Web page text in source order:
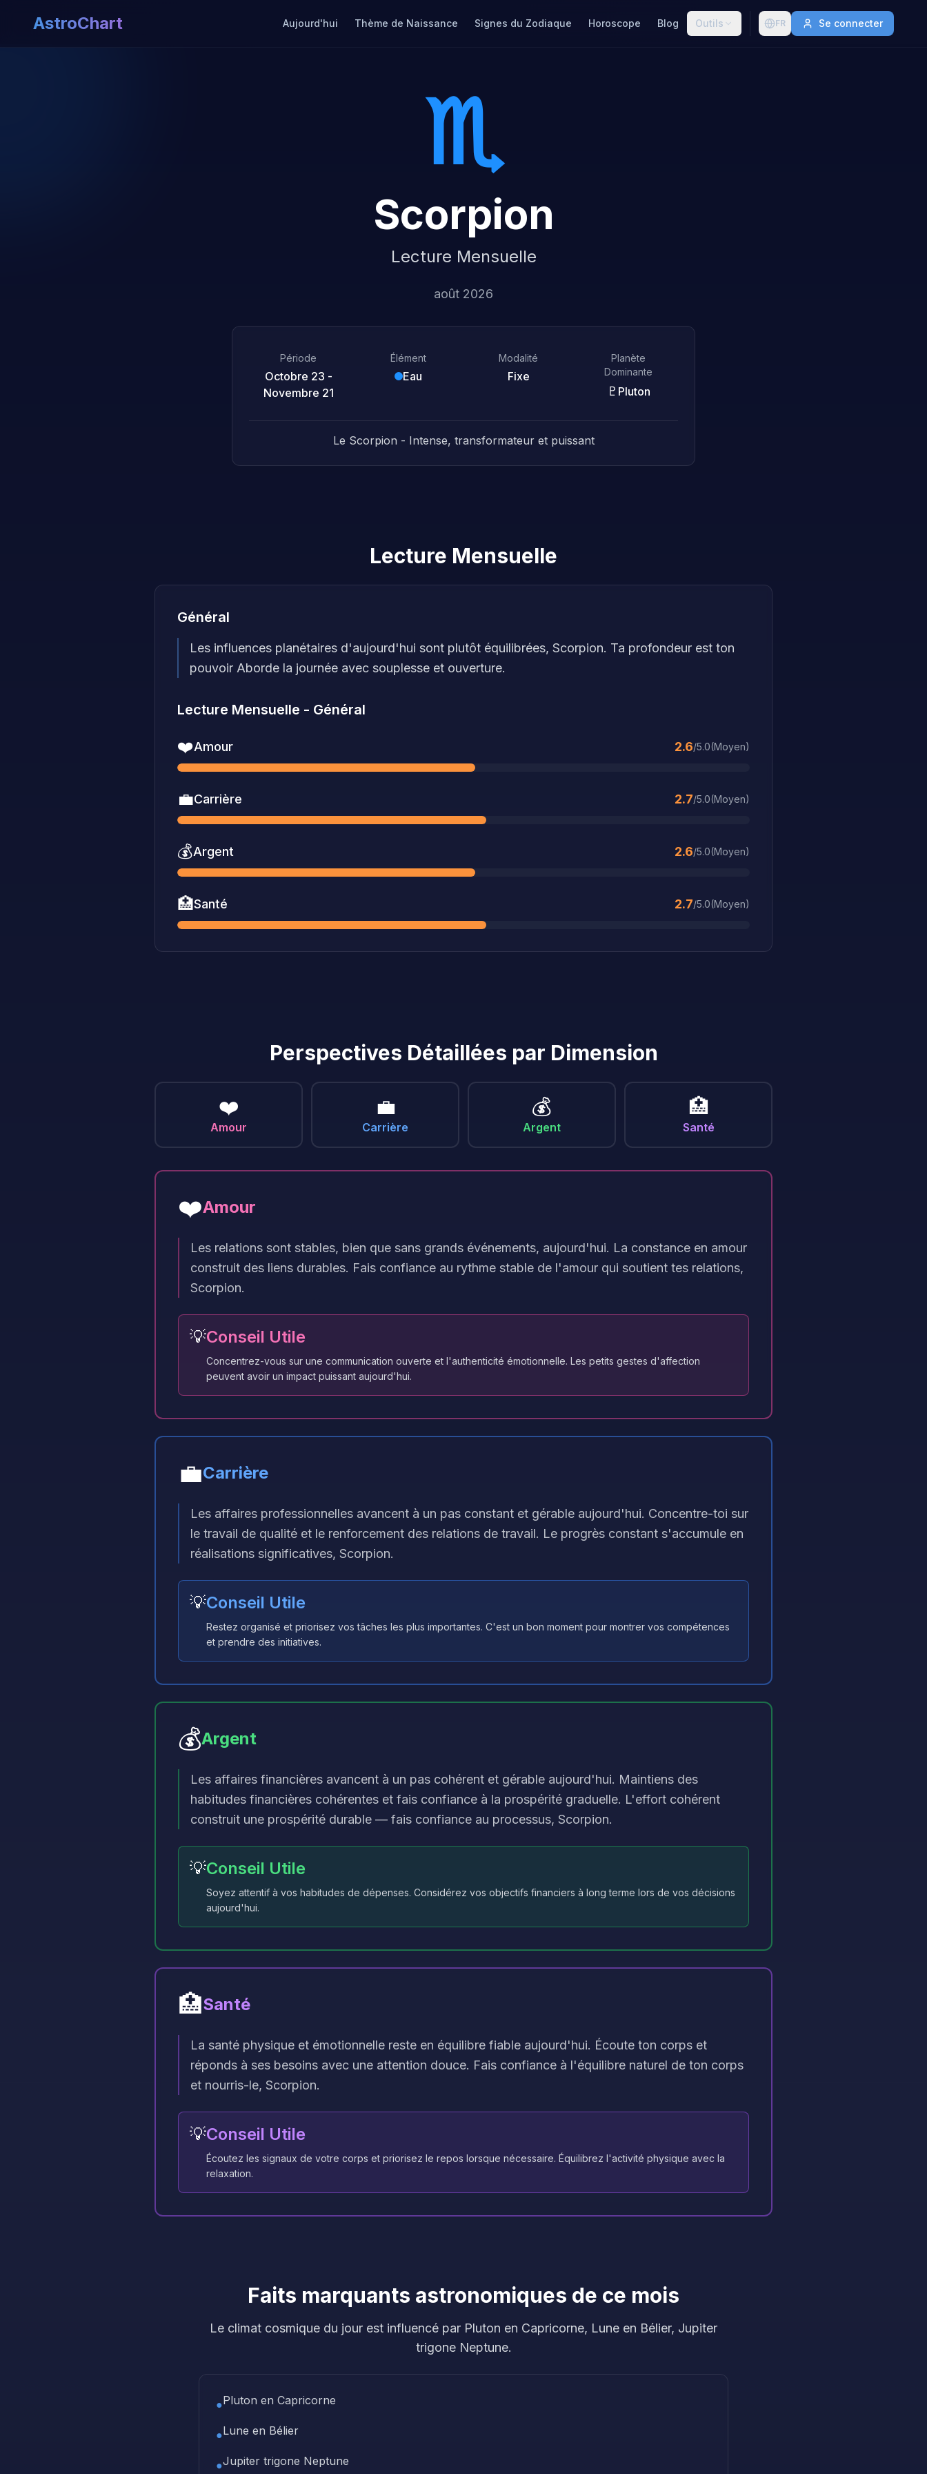
AstroChart Aujourd'hui Thème de Naissance Signes du Zodiaque Horoscope Blog Outils FR Se connecter
♏
Scorpion
Lecture Mensuelle
août 2026
Période
Octobre 23 -
Novembre 21
Élément
Eau
Modalité
Fixe
Planète
Dominante
♇ Pluton
Le Scorpion - Intense, transformateur et puissant
Lecture Mensuelle
Général
Les influences planétaires d'aujourd'hui sont plutôt équilibrées, Scorpion. Ta profondeur est ton
pouvoir Aborde la journée avec souplesse et ouverture.
Lecture Mensuelle - Général
❤️Amour 2.6/5.0(Moyen)
💼Carrière 2.7/5.0(Moyen)
💰Argent 2.6/5.0(Moyen)
🏥Santé 2.7/5.0(Moyen)
Perspectives Détaillées par Dimension
❤️
Amour
💼
Carrière
💰
Argent
🏥
Santé
❤️Amour
Les relations sont stables, bien que sans grands événements, aujourd'hui. La constance en amour
construit des liens durables. Fais confiance au rythme stable de l'amour qui soutient tes relations,
Scorpion.
💡Conseil Utile
Concentrez-vous sur une communication ouverte et l'authenticité émotionnelle. Les petits gestes d'affection
peuvent avoir un impact puissant aujourd'hui.
💼Carrière
Les affaires professionnelles avancent à un pas constant et gérable aujourd'hui. Concentre-toi sur
le travail de qualité et le renforcement des relations de travail. Le progrès constant s'accumule en
réalisations significatives, Scorpion.
💡Conseil Utile
Restez organisé et priorisez vos tâches les plus importantes. C'est un bon moment pour montrer vos compétences
et prendre des initiatives.
💰Argent
Les affaires financières avancent à un pas cohérent et gérable aujourd'hui. Maintiens des
habitudes financières cohérentes et fais confiance à la prospérité graduelle. L'effort cohérent
construit une prospérité durable — fais confiance au processus, Scorpion.
💡Conseil Utile
Soyez attentif à vos habitudes de dépenses. Considérez vos objectifs financiers à long terme lors de vos décisions
aujourd'hui.
🏥Santé
La santé physique et émotionnelle reste en équilibre fiable aujourd'hui. Écoute ton corps et
réponds à ses besoins avec une attention douce. Fais confiance à l'équilibre naturel de ton corps
et nourris-le, Scorpion.
💡Conseil Utile
Écoutez les signaux de votre corps et priorisez le repos lorsque nécessaire. Équilibrez l'activité physique avec la
relaxation.
Faits marquants astronomiques de ce mois
Le climat cosmique du jour est influencé par Pluton en Capricorne, Lune en Bélier, Jupiter
trigone Neptune.
●Pluton en Capricorne
●Lune en Bélier
●Jupiter trigone Neptune